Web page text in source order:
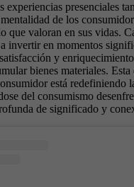
experiencias presenciales
de los
que valoran en sus vidas.
a invertir en momentos
y
bienes materiales.
está redefiniendo
del consumismo
de significado y